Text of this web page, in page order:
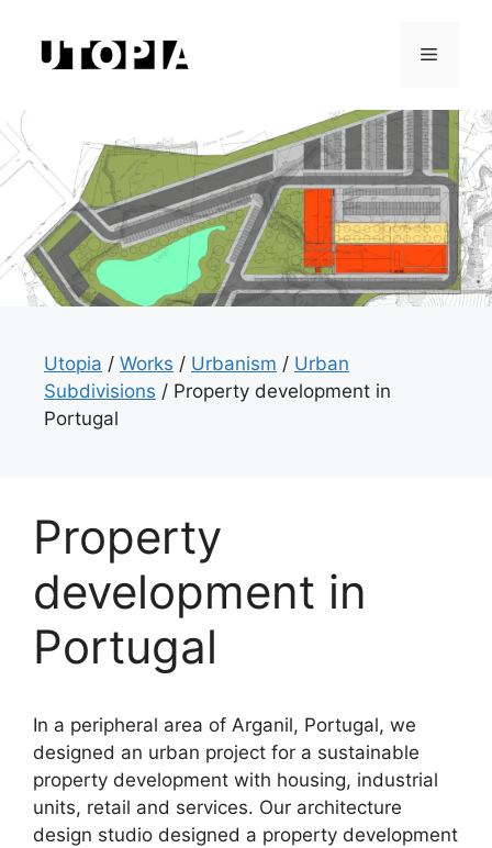
content
Menu
Utopia / Works / Urbanism / Urban
Subdivisions / Property development in
Portugal
Property
development in
Portugal
In a peripheral area of Arganil, Portugal, we
designed an urban project for a sustainable
property development with housing, industrial
units, retail and services. Our architecture
design studio designed a property development